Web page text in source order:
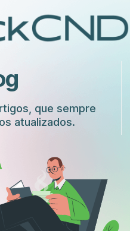
que sempre
atualizados.